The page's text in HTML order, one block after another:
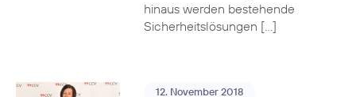
hinaus werden bestehende
Sicherheitslösungen […]
12. November 2018